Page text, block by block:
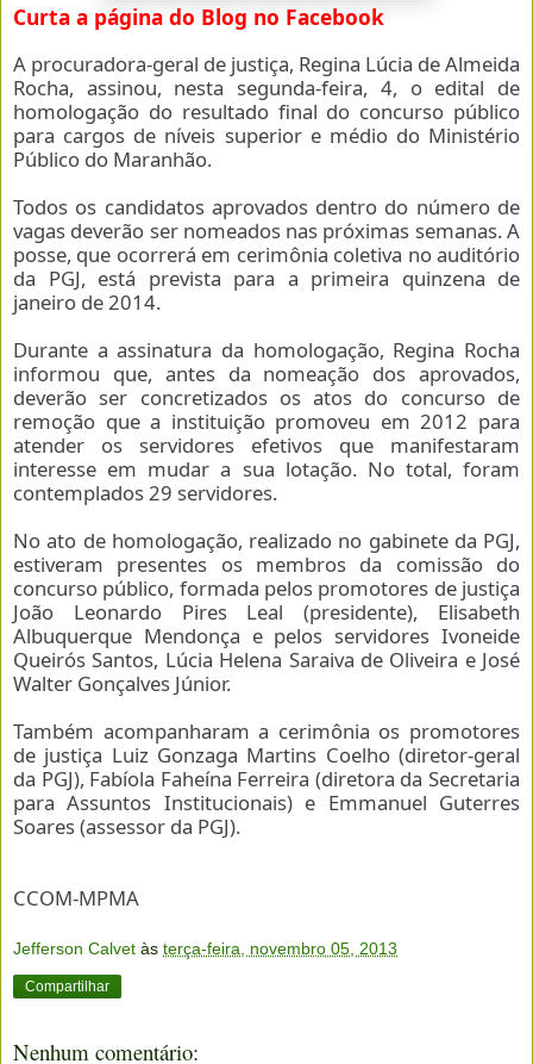
Curta a página do Blog no Facebook
A procuradora-geral de justiça, Regina Lúcia de Almeida
Rocha, assinou, nesta segunda-feira, 4, o edital de
homologação do resultado final do concurso público
para cargos de níveis superior e médio do Ministério
Público do Maranhão.
Todos os candidatos aprovados dentro do número de
vagas deverão ser nomeados nas próximas semanas. A
posse, que ocorrerá em cerimônia coletiva no auditório
da PGJ, está prevista para a primeira quinzena de
janeiro de 2014.
Durante a assinatura da homologação, Regina Rocha
informou que, antes da nomeação dos aprovados,
deverão ser concretizados os atos do concurso de
remoção que a instituição promoveu em 2012 para
atender os servidores efetivos que manifestaram
interesse em mudar a sua lotação. No total, foram
contemplados 29 servidores.
No ato de homologação, realizado no gabinete da PGJ,
estiveram presentes os membros da comissão do
concurso público, formada pelos promotores de justiça
João Leonardo Pires Leal (presidente), Elisabeth
Albuquerque Mendonça e pelos servidores Ivoneide
Queirós Santos, Lúcia Helena Saraiva de Oliveira e José
Walter Gonçalves Júnior.
Também acompanharam a cerimônia os promotores
de justiça Luiz Gonzaga Martins Coelho (diretor-geral
da PGJ), Fabíola Faheína Ferreira (diretora da Secretaria
para Assuntos Institucionais) e Emmanuel Guterres
Soares (assessor da PGJ).
CCOM-MPMA
Jefferson Calvet às terça-feira, novembro 05, 2013
Compartilhar
Nenhum comentário: